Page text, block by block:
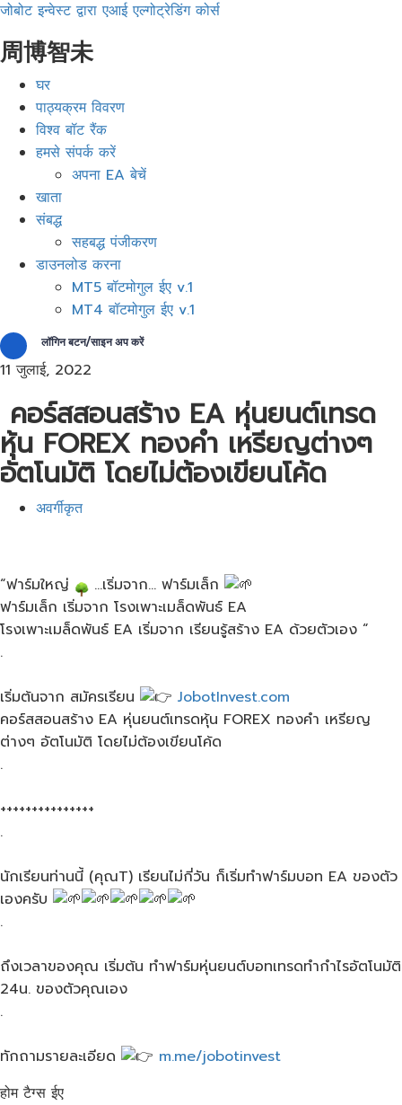
जोबोट इन्वेस्ट द्वारा एआई एल्गोट्रेडिंग कोर्स
周博智未
घर
पाठ्यक्रम विवरण
विश्व बॉट रैंक
हमसे संपर्क करें
अपना EA बेचें
खाता
संबद्ध
सहबद्ध पंजीकरण
डाउनलोड करना
MT5 बॉटमोगुल ईए v.1
MT4 बॉटमोगुल ईए v.1
लॉगिन बटन/साइन अप करें
11 जुलाई, 2022
​ คอร​์สสอนสร้าง​ EA หุ่นยนต์​เทรด​
หุ้น​ FOREX ทองคำ​ เหรียญ​ต่างๆ​
อัตโนมัติ​ โดยไม่ต้องเขียนโค้ด
अवर्गीकृत
“ฟาร์ม​ใหญ่​
…เริ่มจาก​… ฟาร์ม​เล็ก​
ฟาร์ม​เล็ก​ เริ่มจาก​ โรงเพาะเมล็ด​พันธ์​ EA
โรงเพาะเมล็ด​พันธ์​ EA​ เริ่มจาก​ เรียนรู้สร้าง​ EA​ ด้วยตัวเอง​ “
.
เริ่มต้นจาก​ สมัครเรียน​
JobotInvest.com
คอร​์สสอนสร้าง​ EA หุ่นยนต์​เทรด​หุ้น​ FOREX ทองคำ​ เหรียญ​
ต่างๆ​ อัตโนมัติ​ โดยไม่ต้องเขียนโค้ด
.
+++++++++++++++
.
นักเรียนท่านนี้​ (คุณT)​ เรียนไม่กี่วัน​ ก็เริ่มทำฟาร์ม​บอท​ EA​ ของตัว
เองครับ​
.
ถึงเวลาของคุณ​ เริ่มต้น​ ทำฟาร์ม​หุ่นยนต์​บอทเทรด​ทำกำไรอัตโนมัติ​
24​น. ของตัวคุณเอง
.
ทักถามรายละเอียด​
m.me/jobotinvest
होम टैग्स ईए